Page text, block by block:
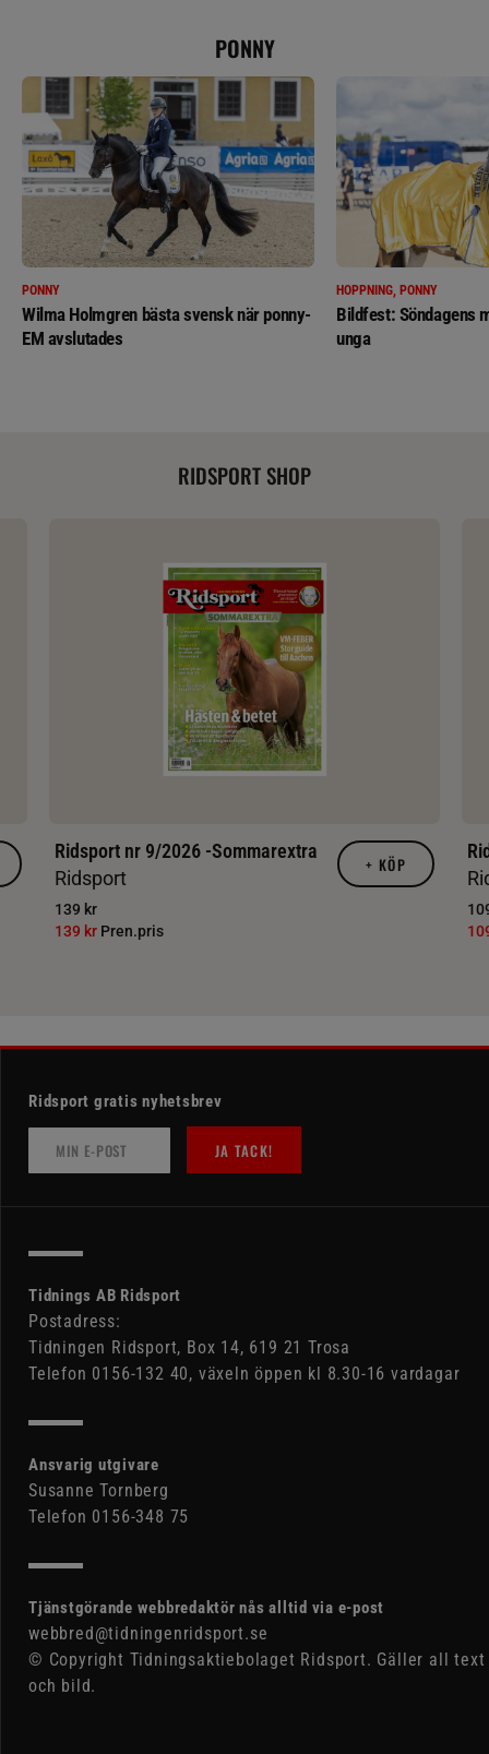
PONNY
PONNY
Wilma Holmgren bästa svensk när ponny-
EM avslutades
HOPPNING, PONNY
Bildfest: Söndagens
unga
RIDSPORT SHOP
Ridsport nr 9/2026 -Sommarextra
Ridsport
139 kr
139 kr Pren.pris
+ KÖP
Ridsport gratis nyhetsbrev
JA TACK!
Tidnings AB Ridsport
Postadress:
Tidningen Ridsport, Box 14, 619 21 Trosa
Telefon 0156-132 40, växeln öppen kl 8.30-16 vardagar
Ansvarig utgivare
Susanne Tornberg
Telefon 0156-348 75
Tjänstgörande webbredaktör nås alltid via e-post
webbred@tidningenridsport.se
© Copyright Tidningsaktiebolaget Ridsport. Gäller all text
och bild.